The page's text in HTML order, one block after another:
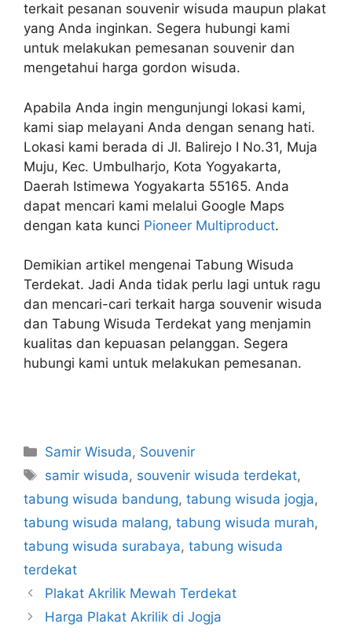
terkait pesanan souvenir wisuda maupun plakat
yang Anda inginkan. Segera hubungi kami
untuk melakukan pemesanan souvenir dan
mengetahui harga gordon wisuda.
Apabila Anda ingin mengunjungi lokasi kami,
kami siap melayani Anda dengan senang hati.
Lokasi kami berada di Jl. Balirejo I No.31, Muja
Muju, Kec. Umbulharjo, Kota Yogyakarta,
Daerah Istimewa Yogyakarta 55165. Anda
dapat mencari kami melalui Google Maps
dengan kata kunci Pioneer Multiproduct.
Demikian artikel mengenai Tabung Wisuda
Terdekat. Jadi Anda tidak perlu lagi untuk ragu
dan mencari-cari terkait harga souvenir wisuda
dan Tabung Wisuda Terdekat yang menjamin
kualitas dan kepuasan pelanggan. Segera
hubungi kami untuk melakukan pemesanan.
Kategori
Samir Wisuda, Souvenir
Tag
samir wisuda, souvenir wisuda terdekat,
tabung wisuda bandung, tabung wisuda jogja,
tabung wisuda malang, tabung wisuda murah,
tabung wisuda surabaya, tabung wisuda
terdekat
Plakat Akrilik Mewah Terdekat
Harga Plakat Akrilik di Jogja